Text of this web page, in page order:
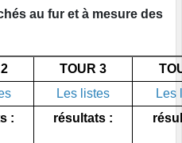
au fur et à mesure des
TOUR 3
Les listes
Les
: résultats :